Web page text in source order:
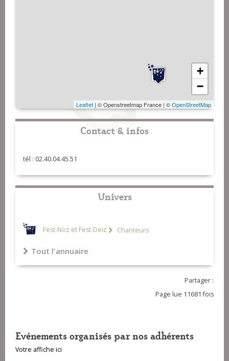
+
−
Leaflet | © Openstreetmap France | ©OpenStreetMap
Contact & infos
tél : 02.40.04.45.51
Univers
Fest-Noz et Fest-Deiz Chanteurs
Tout l'annuaire
Partager :
Page lue 11681 fois
Evénements organisés par nos adhérents
Votre affiche ici